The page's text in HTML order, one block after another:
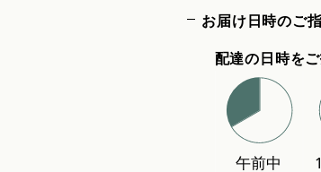
お届け日時のご
配達の日時を